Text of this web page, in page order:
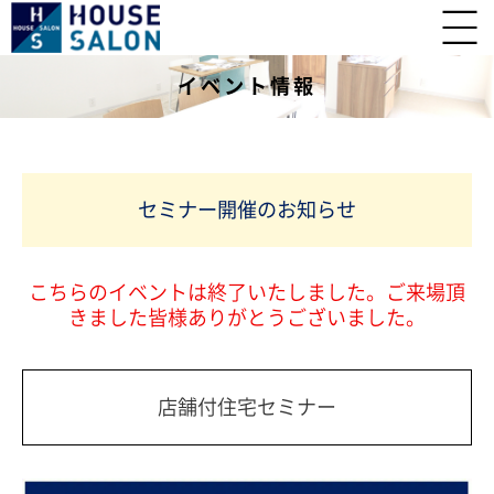
イベント情報
セミナー開催のお知らせ
こちらのイベントは終了いたしました。ご来場頂
きました皆様ありがとうございました。
店舗付住宅セミナー